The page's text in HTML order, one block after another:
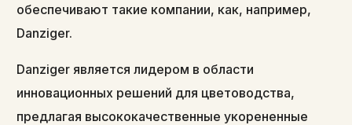
обеспечивают такие компании, как, например,
Danziger.
Danziger является лидером в области
инновационных решений для цветоводства,
предлагая высококачественные укорененные